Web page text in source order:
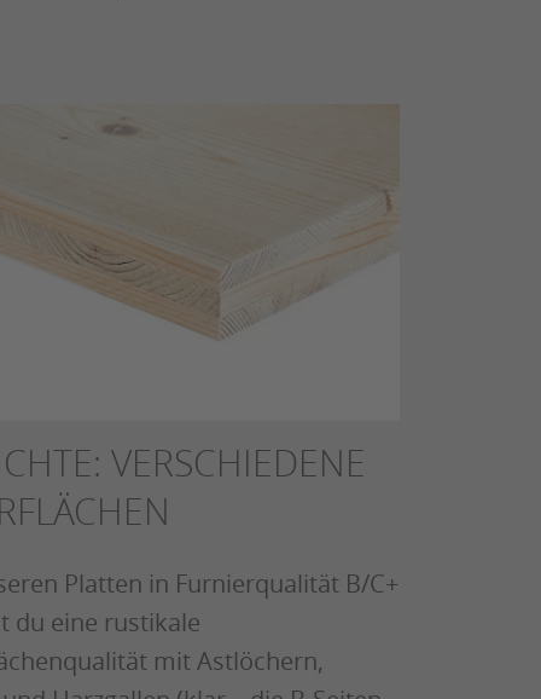
VERSCHIEDENE
Platten in Furnierqualität B/C+
du eine rustikale
mit Astlöchern,